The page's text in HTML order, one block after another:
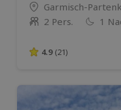
Standort
Garmisch-
Anzahl der
2 Pers. 1
4.9 von 5 Sternen
4.9 (21)